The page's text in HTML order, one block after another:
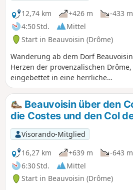
12,74 km
+426 m
-433 m
4:50 Std.
Mittel
Start in Beauvoisin (Drôme)
Wanderung ab dem Dorf
Herzen der provenzalischen Drôme,
eingebettet in eine herrliche
Berglandschaft. Die Bergmassive
Noire, Linceuil und Taillade, der
und die Baronnies werden Ihnen
Ihrer gesamten Wanderung als
Orientierungspunkte dienen. Sie
überqueren nicht weniger als sechs
bevor Sie wieder in Beauvoisin
Die atemberaubende Aussicht auf
langen Kamm der Costes wird Ihnen
Erinnerung bleiben.
Beauvoisin über den
die Costes und den Col
Visorando-Mitglied
16,27 km
+639 m
-643 m
6:30 Std.
Mittel
Start in Beauvoisin (Drôme)